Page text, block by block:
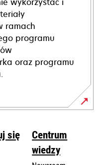
ramach
programu
oraz programu
się
Centrum
wiedzy